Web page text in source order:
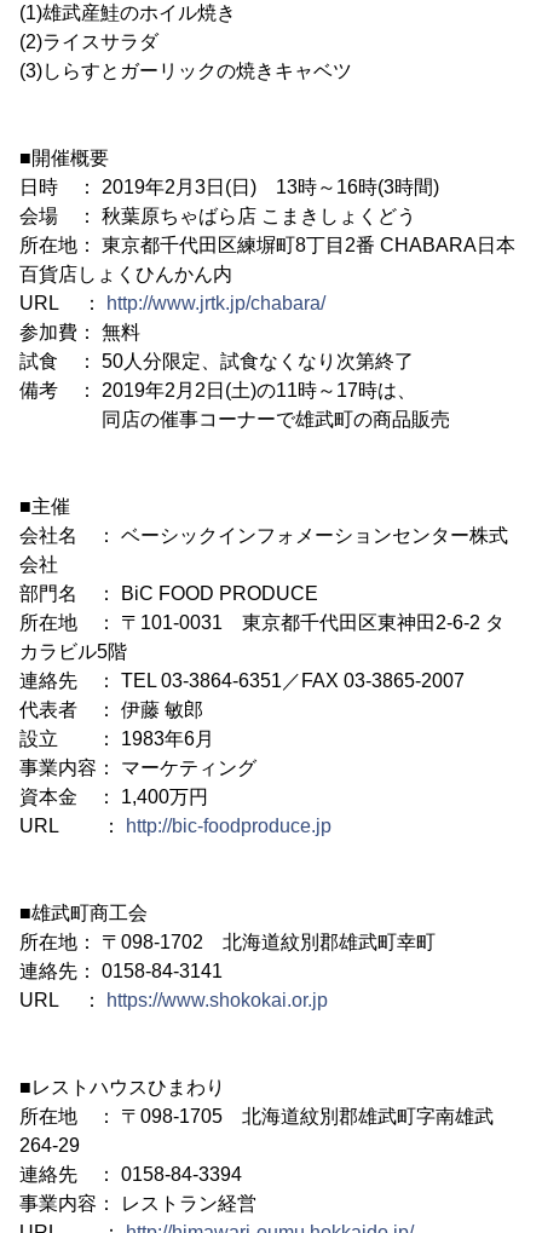
(1)雄武産鮭のホイル焼き
(2)ライスサラダ
(3)しらすとガーリックの焼きキャベツ
■開催概要
日時 ： 2019年2月3日(日) 13時～16時(3時間)
会場 ： 秋葉原ちゃばら店 こまきしょくどう
所在地： 東京都千代田区練塀町8丁目2番 CHABARA日本
百貨店しょくひんかん内
URL ：
http://www.jrtk.jp/chabara/
参加費： 無料
試食 ： 50人分限定、試食なくなり次第終了
備考 ： 2019年2月2日(土)の11時～17時は、
同店の催事コーナーで雄武町の商品販売
■主催
会社名 ： ベーシックインフォメーションセンター株式
会社
部門名 ： BiC FOOD PRODUCE
所在地 ： 〒101-0031 東京都千代田区東神田2-6-2 タ
カラビル5階
連絡先 ： TEL 03-3864-6351／FAX 03-3865-2007
代表者 ： 伊藤 敏郎
設立 ： 1983年6月
事業内容： マーケティング
資本金 ： 1,400万円
URL ：
http://bic-foodproduce.jp
■雄武町商工会
所在地： 〒098-1702 北海道紋別郡雄武町幸町
連絡先： 0158-84-3141
URL ：
https://www.shokokai.or.jp
■レストハウスひまわり
所在地 ： 〒098-1705 北海道紋別郡雄武町字南雄武
264-29
連絡先 ： 0158-84-3394
事業内容： レストラン経営